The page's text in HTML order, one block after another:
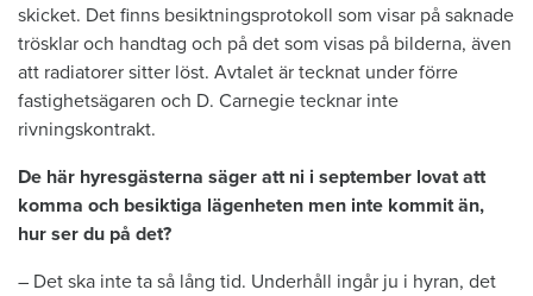
skicket. Det finns besiktningsprotokoll som visar på saknade
trösklar och handtag och på det som visas på bilderna, även
att radiatorer sitter löst. Avtalet är tecknat under förre
fastighetsägaren och D. Carnegie tecknar inte
rivningskontrakt.
De här hyresgästerna säger att ni i september lovat att
komma och besiktiga lägenheten men inte kommit än,
hur ser du på det?
– Det ska inte ta så lång tid. Underhåll ingår ju i hyran, det